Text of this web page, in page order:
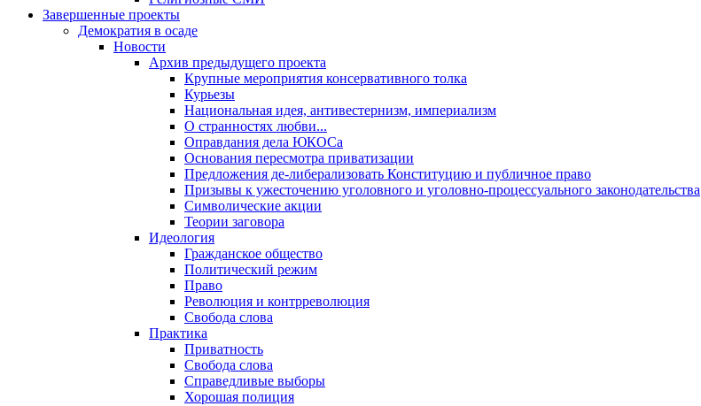
Завершенные проекты
Демократия в осаде
Новости
Архив предыдущего проекта
Крупные мероприятия консервативного толка
Курьезы
Национальная идея, антивестернизм, империализм
О странностях любви...
Оправдания дела ЮКОСа
Основания пересмотра приватизации
Предложения де-либерализовать Конституцию и публичное право
Призывы к ужесточению уголовного и уголовно-процессуального законодательства
Символические акции
Теории заговора
Идеология
Гражданское общество
Политический режим
Право
Революция и контрреволюция
Свобода слова
Практика
Приватность
Свобода слова
Справедливые выборы
Хорошая полиция